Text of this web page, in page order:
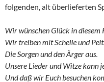
folgenden, alt überlieferten
Wir wünschen Glück in diesem
Wir treiben mit Schelle und
Die Sorgen und den Ärger aus.
Unsere Lieder und Witze kann
Und daß wir Euch besuchen